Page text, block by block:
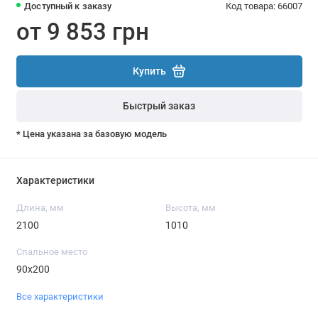
Доступный к заказу Код товара: 66007
от 9 853 грн
Купить
Быстрый заказ
* Цена указана за базовую модель
Характеристики
Длина, мм
2100
Высота, мм
1010
Спальное место
90x200
Все характеристики